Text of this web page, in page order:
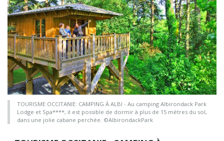
TOURISME OCCITANIE: CAMPING À ALBI - Au camping Albirondack Park
Lodge et Spa****, il est possible de dormir à plus de 15 mètres du sol,
dans une jolie cabane perchée. ©AlbirondackPark